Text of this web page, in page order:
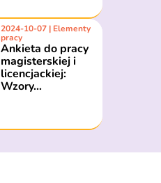
2024-10-07 | Elementy
pracy
Ankieta do pracy
magisterskiej i
licencjackiej:
Wzory...